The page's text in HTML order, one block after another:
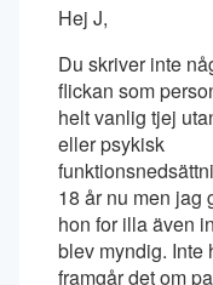
Hej J,
Du skriver inte
flickan som
helt vanlig tjej
eller psykisk
18 år nu men jag
hon for illa även
blev myndig. Inte
framgår det om